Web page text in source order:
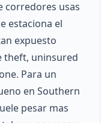
corredores usas
estaciona el
expuesto
theft, uninsured
Para un
en Southern
pesar mas